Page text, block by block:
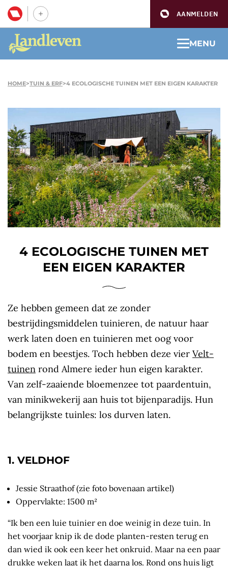
AANMELDEN
MENU
HOME>TUIN & ERF>4 ECOLOGISCHE TUINEN MET EEN EIGEN KARAKTER
4 ECOLOGISCHE TUINEN MET
EEN EIGEN KARAKTER
Ze hebben gemeen dat ze zonder
bestrijdingsmiddelen tuinieren, de natuur haar
werk laten doen en tuinieren met oog voor
bodem en beestjes. Toch hebben deze vier Velt-
tuinen rond Almere ieder hun eigen karakter.
Van zelf-zaaiende bloemenzee tot paardentuin,
van minikwekerij aan huis tot bijenparadijs. Hun
belangrijkste tuinles: los durven laten.
1. VELDHOF
Jessie Straathof (zie foto bovenaan artikel)
Oppervlakte: 1500 m²
“Ik ben een luie tuinier en doe weinig in deze tuin. In
het voorjaar knip ik de dode planten-resten terug en
dan wied ik ook een keer het onkruid. Maar na een paar
drukke weken laat ik het daarna los. Rond ons huis ligt